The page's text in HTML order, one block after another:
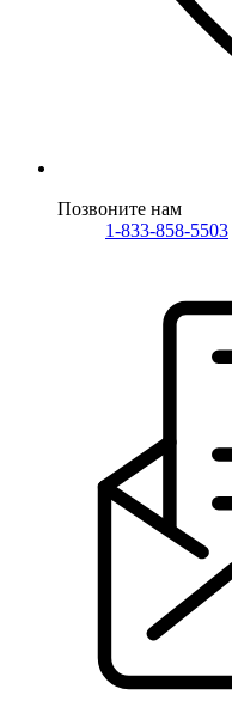
Позвоните нам
1-833-858-5503